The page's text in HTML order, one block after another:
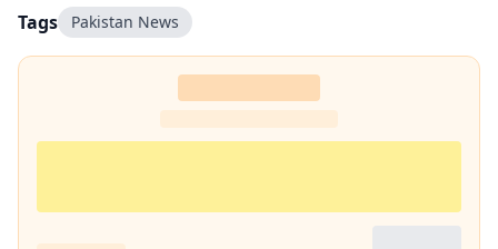
Tags Pakistan News